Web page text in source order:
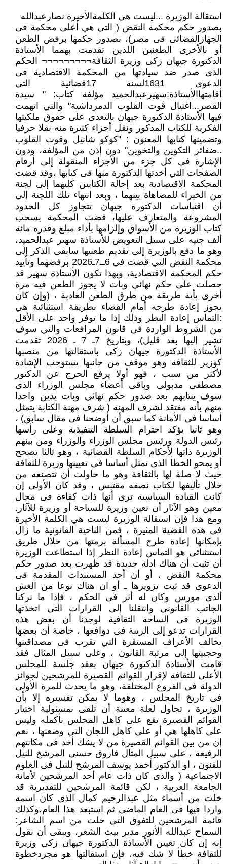
استقالة الوزيرة ...ليست هي الكلمةالأخيرة نصارعبدالله
بصدور حكم محكمة النقض ( التي هي أعلى محكمة فى
الجهازالقضائى فى مصر)، بصدور حكمها برفض الطعن
أو بالأخرى الطعنين اللذين تقدمت بهمما الأستاذة
الدكتورة جيهان زكى وزيرة الثقافة¬¬¬¬¬¬¬¬¬ الحكم
الذى صدر ضد سيادتها من المحكمة الاقتصادية فى
الدعوى 1631لسنة 17قضائية التي
أقامتهاالأستاذة:سهيرعبدالحميد مؤلفة كتاب: " سيدة
القصر...اغتيال قوت القلوب الدمرداشية" والتي اتهمت
فيها الأستاذة الدكتورة جيهان بالتعدى على حقوق ملكيتها
الفكرية للكتاب المذكور ونقل أجزاء كثيرة منه نقلا حرفيا
وتضمينها كتابها المعنون : "كوكو شانيل وقوت القلوب
..ضفائر التكوين والتخوين" دون إذن من المؤلفة، ودون
الإشارة فى كل جزء من الأجزاء المنقولة إلى أرقام
الصفحات التي أخذتها الدكتورة منها فى كتابها ،وقد قضت
المحكمة الاقتصادية بعد إحالة الكتابين كليهما إلى لجنة
من الخبراء للمضاهاة بينهما ، وبعد انتهاء تلك اللجنة إلى
أن اقتباسات الدكتورة جيهان تتجاوز كل الحدود
المشروعة والمتعارف عليها، قضت المحكمة بسحب
كتاب الوزيرة من الأسواق وإلزامها بأداء مبلغ وقدره مائة
ألف جنيه على سبيل التعويض للأستاذة سهير عبدالحميد،
وهو ما دفع بالوزيرة إلى تقديم طعنيها سابقى الذكر إلى
محكمة النقض التي قضت فى 6ــ7ـ2026 برفضهما وتأييد
حكم المحكمة الاقتصادية، وبهذا تكون الأستاذة سهير قد
حصلت على حكم نهائي وبات لا يجوز الطعن فيه مرة
أخرى بأية طريقة من طرق الطعن العادية ، (وإن كان
يجوز إعادة طرحه أمام القضاء بطريقة استثنائية هي
:التماس إعادة النظر وذلك إذا ما توفر واحد على الأقل
من الشروط الواردة فى قانون المرافعات والتي سوف
نشير إليها بعد قليل)، وبتاريخ 7ـ 7 ـ 2026 تقدمت
الأستاذة الدكتورة جيهان زكى باستقالتها من منصبها
كوزير للثقافة وهو موقف من جانبها يستوجب الإشادة
لأكثر من سبب ، فهو أولا يرفع الحرج عن الدكتور
مصطفى مدبولى وباقى أعضاء مجلس الوزراء الذى
سوف ينتابهم بعد صدور حكم نهائي وبات يدين واحدا
منهم بأنه مفتقد لشرف المهنة ( شرف مهنة الكتابة يتمثل
أساسا فى الأمانة كما سبق أن أوضحنا فى مقال سابق) ،
وهو ثانيا يؤكد احترام السلطة التنفيذية وعلى رأسها
رئيس الدولة ورئيس مجلس الوزراء والوزراء ومن بينهم
الوزيرة ذاتها لأحكام السلطة القضائية ، وهو ثالثا يصحح
أو يمحو الخطأ الذى تمثل أساسا فى تعيينها وزيرة للثقافة
حيث لا صلة لها بالثقافة وهو ما حاولت أن تتصنعه من
خلال تأليفها لكتاب نصفه مقتبس ، وقد كان الأولى إن
كانت القيادة السياسية ترى أنها ذات كفاءة فى مجال
معين وهو الآثار أن تعين وزيرة للسياحة أو وزيرة للآثار.
ومع هذا فإن استقالة الوزيرة ليست هي الكلمة الأخيرة
فى هذه القضية المثيرة ، فمن الناحية القانونية ما زال
بإمكانها إعادة طرح المسألة برمتها من خلال طريق
استنثنائى هو التماس إعادة النظر إذا استطاعت الوزيرة
أن تثبت أن هناك ادلة جديدة قد ظهرت بعد صدور حكم
محكمة النقض ، أو أن أحد المستندات المقدمة فى
الدعوى قد ثبت تزويرها ـ أو ان هناك نوعا من الغش
ألذى مورس وكان له أثر فى الحكم ، فإذا ما تركنا
الجاتب القانوني وانتقلنا إلى القرارات التي اتخذتها
الوزيرة فى الساحة الثقافية لوجدنا أن بعض هذه
القرارات تدعو إلى الريبة فى دوافعها ، خاصة أن بعضها
يخالف الأعراف المستقرة التي تقرب فى مصداقيتها
وحجييتها إلى مرتبة القانون ، وعلى سبيل المثال فقد
قامت الأستاذة الدكتورة جيهان بعقد جلسة للمحلس
الأعلى للثقافة لإقرار القوائم القصيرة للمرشحين لجوائز
الدولة فى الفروع المختلفة، وهو ما يحدث للمرة الأولى
فى تاريخ المجلس ، وهوما لا يمكن تفسيره إلا بأن
الوزيرة ، تحاول لعلة معينة أن تلقى بمسئولية اختيار
القوائم القصيرة تقع على كاهل المجلس بأكمله وليس
على كاهلها هي أو على كاهل اللجان التي وضعتها ، نعم
إن من بين القوائم القصيرة من لا يشك أخد فى مكانتهم
الرفيعة ، على سبيل المثال فاروق حسنى المرشخ للنيل
للفنون ، او الدكتور أحمد يوسف المرشح للنيل فى العلوم
الاجتماعية ( والذى كان ذات عام أحد المرشحين لأمانة
الجامعة العربية ، لكن قائمة المرشحين للتقديرية قد
خلت من أسماء مثل عبدالرحيم كمال الذى كان اسمه
واردا فيها فى العام الماضى ثم استبعد هذا العام،وكذلك
قائمة المرشخين للتفوق التي خلت من اسم الشاعر:
السماح عبدالله الأنور مدير بيت الشعر، ويبقى أن نقول
إنه إن كان تعيين الأستاذة الدكتورة جيهان زكى وزيرة
للثقافة خطأ لا شك فيه، فإن استقالتها هو مجردخطوة